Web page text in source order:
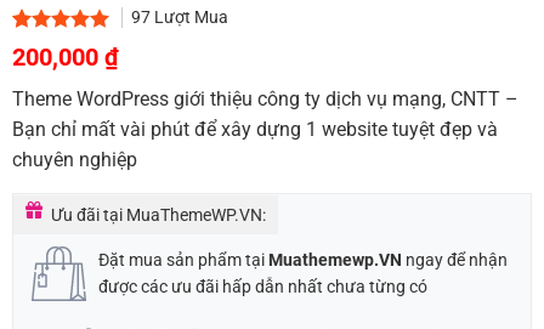
5.00trên 5
dựa trên
2
97Lượt Mua
Giá
gốc
là:
900,000 ₫.
200,000 ₫Giá
hiện
tại
là:
Theme WordPress giới thiệu công ty dịch vụ mạng, CNTT –
Bạn chỉ mất vài phút để xây dựng 1 website tuyệt đẹp và
chuyên nghiệp
Ưu đãi tại MuaThemeWP.VN:
Đặt mua sản phẩm tại Muathemewp.VN ngay để nhận
được các ưu đãi hấp dẫn nhất chưa từng có